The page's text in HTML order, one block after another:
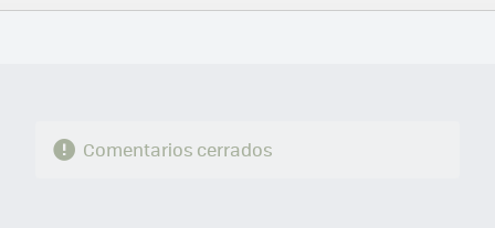
FACEBOOK
TWITTERFLIPBOARD
E-
WHATSAPP
Comentarios cerrados